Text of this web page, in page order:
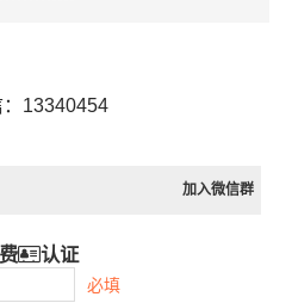
：13340454
加入微信群
认证
必填